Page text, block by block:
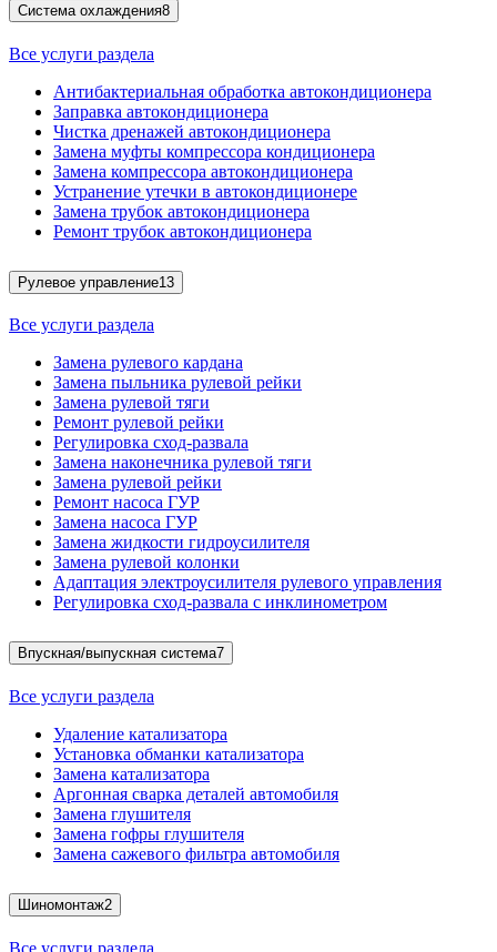
Система охлаждения8
Все услуги раздела
Антибактериальная обработка автокондиционера
Заправка автокондиционера
Чистка дренажей автокондиционера
Замена муфты компрессора кондиционера
Замена компрессора автокондиционера
Устранение утечки в автокондиционере
Замена трубок автокондиционера
Ремонт трубок автокондиционера
Рулевое управление13
Все услуги раздела
Замена рулевого кардана
Замена пыльника рулевой рейки
Замена рулевой тяги
Ремонт рулевой рейки
Регулировка сход-развала
Замена наконечника рулевой тяги
Замена рулевой рейки
Ремонт насоса ГУР
Замена насоса ГУР
Замена жидкости гидроусилителя
Замена рулевой колонки
Адаптация электроусилителя рулевого управления
Регулировка сход-развала с инклинометром
Впускная/выпускная система7
Все услуги раздела
Удаление катализатора
Установка обманки катализатора
Замена катализатора
Аргонная сварка деталей автомобиля
Замена глушителя
Замена гофры глушителя
Замена сажевого фильтра автомобиля
Шиномонтаж2
Все услуги раздела